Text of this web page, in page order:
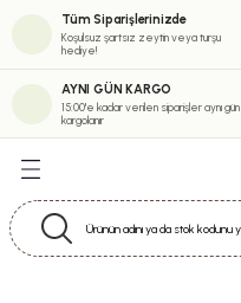
Tüm Siparişlerinizde
Koşulsuz şartsız zeytin veya turşu
hediye!
AYNI GÜN KARGO
15:00'e kadar verilen siparişler aynı gün
kargolanır
Zeytinyağı Serisi
Çeşitleri